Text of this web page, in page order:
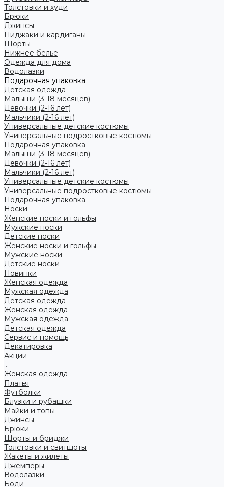
Толстовки и худи
Брюки
Джинсы
Пиджаки и кардиганы
Шорты
Нижнее белье
Одежда для дома
Водолазки
Подарочная упаковка
Детская одежда
Малыши (3-18 месяцев)
Девочки (2-16 лет)
Мальчики (2-16 лет)
Универсальные детские костюмы
Универсальные подростковые костюмы
Подарочная упаковка
Малыши (3-18 месяцев)
Девочки (2-16 лет)
Мальчики (2-16 лет)
Универсальные детские костюмы
Универсальные подростковые костюмы
Подарочная упаковка
Носки
Женские носки и гольфы
Мужские носки
Детские носки
Женские носки и гольфы
Мужские носки
Детские носки
Новинки
Женская одежда
Мужская одежда
Детская одежда
Женская одежда
Мужская одежда
Детская одежда
Сервис и помощь
Декатировка
Акции
...
Женская одежда
Платья
Футболки
Блузки и рубашки
Майки и топы
Джинсы
Брюки
Шорты и бриджи
Толстовки и свитшоты
Жакеты и жилеты
Джемперы
Водолазки
Боди